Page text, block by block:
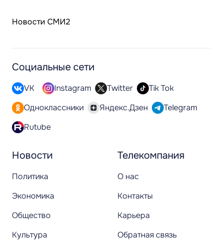
Новости СМИ2
Новости
Политика
Экономика
Общество
Культура
Телекомпания
О нас
Контакты
Карьера
Обратная связь
Социальные сети
VK Instagram Twitter
Tik Tok
Одноклассники
Яндекс.Дзен
Telegram
Rutube